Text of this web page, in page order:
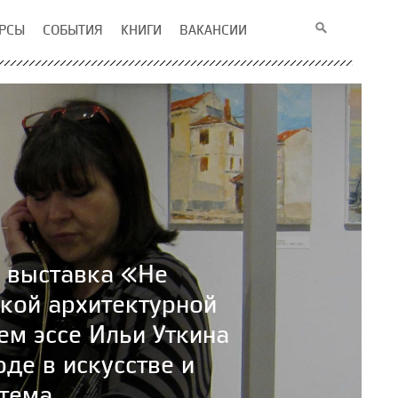
СОБЫТИЯ КНИГИ ВАКАНСИИ
«Не
архитектурной
эссе Ильи Уткина
в искусстве и